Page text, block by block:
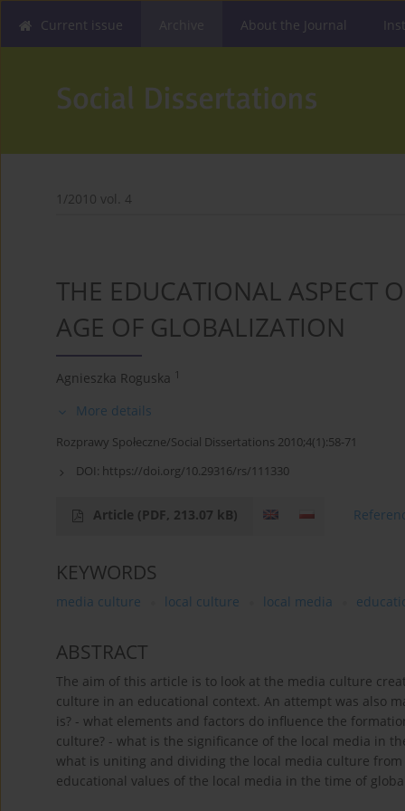
Current issue About the Journal
1/2010 vol. 4
THE EDUCATIONAL ASPECT
AGE OF GLOBALIZATION
Agnieszka Roguska 1
More details
Rozprawy Społeczne/Social Dissertations 2010;4(1):58-71
DOI: https://doi.org/10.29316/rs/111330
Article (PDF, 213.07 kB)
KEYWORDS
media culture local culture local media
ABSTRACT
The aim of this article is to look at the media culture
culture in an educational context. An attempt was also
is? - what elements and factors do influence the
culture? - what is the significance of the local media in
what is uniting and dividing the local media culture
educational values of the local media in the time of